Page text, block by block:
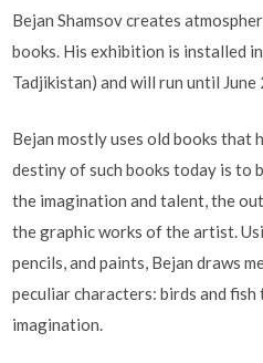
Bejan Shamsov creates
books. His exhibition is installed
Tadjikistan)and will run until June
Bejan mostly uses old books that
destiny of such books today is to
the imagination and talent, the
the graphic works of the artist.
pencils, and paints, Bejan draws
peculiar characters: birds and
imagination.